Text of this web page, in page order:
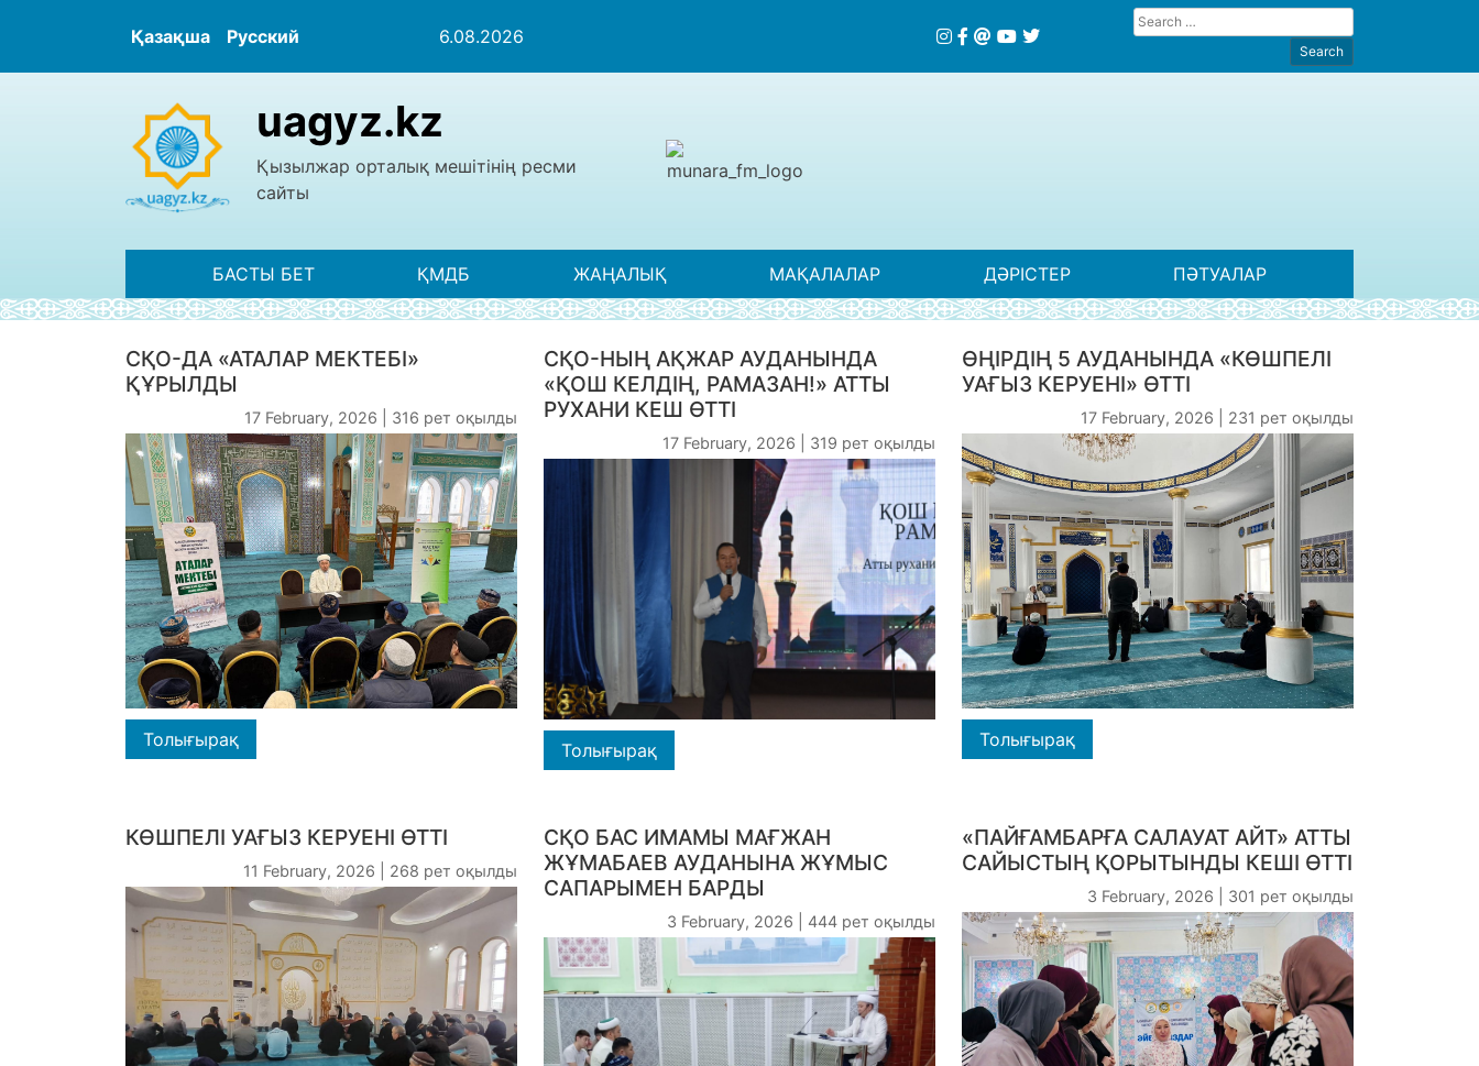
Қазақша Русский 6.08.2026
uagyz.kz
Қызылжар орталық мешітінің ресми
сайты
БАСТЫ БЕТ ҚМДБ ЖАҢАЛЫҚ МАҚАЛАЛАР ДӘРІСТЕР ПӘТУАЛАР
СҚО-ДА «АТАЛАР МЕКТЕБІ»
ҚҰРЫЛДЫ
17 February, 2026 | 316 рет оқылды
Толығырақ
СҚО-НЫҢ АҚЖАР АУДАНЫНДА
«ҚОШ КЕЛДІҢ, РАМАЗАН!» АТТЫ
РУХАНИ КЕШ ӨТТІ
17 February, 2026 | 319 рет оқылды
Толығырақ
ӨҢІРДІҢ 5 АУДАНЫНДА «КӨШПЕЛІ
УАҒЫЗ КЕРУЕНІ» ӨТТІ
17 February, 2026 | 231 рет оқылды
Толығырақ
КӨШПЕЛІ УАҒЫЗ КЕРУЕНІ ӨТТІ
11 February, 2026 | 268 рет оқылды
СҚО БАС ИМАМЫ МАҒЖАН
ЖҰМАБАЕВ АУДАНЫНА ЖҰМЫС
САПАРЫМЕН БАРДЫ
3 February, 2026 | 444 рет оқылды
«ПАЙҒАМБАРҒА САЛАУАТ АЙТ» АТТЫ
САЙЫСТЫҢ ҚОРЫТЫНДЫ КЕШІ ӨТТІ
3 February, 2026 | 301 рет оқылды